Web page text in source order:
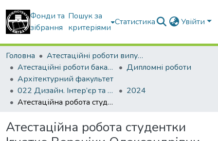
Фонди та
зібрання
Пошук за
критеріями
Статистика Увійти
Головна
Атестаційні роботи випускників
Атестаційні роботи бакалаврів
Дипломні роботи
Архітектурний факультет
022 Дизайн. Інтер’єр та обладнання
2024
Атестаційна робота студентки Ігнатко Вероніки Олександрівни
Атестаційна робота студентки